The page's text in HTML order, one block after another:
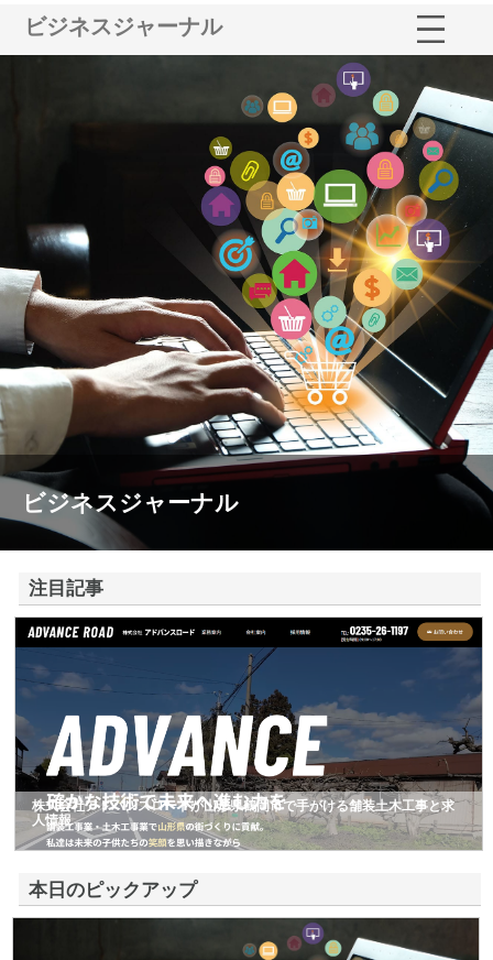
ビジネスジャーナル
ビジネスジャーナル
注目記事
株式会社アドバンスロードが山形県鶴岡市で手がける舗装土木工事と求
人情報
本日のピックアップ